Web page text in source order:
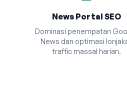
News Portal SEO
Dominasi penempatan
News dan optimasi
traffic massal harian.